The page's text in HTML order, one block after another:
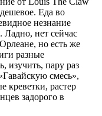
Еда во
незнание
Ладно, нет сейчас
но есть же
разные
изучить, пару раз
смесь»,
креветки, растер
задорого в